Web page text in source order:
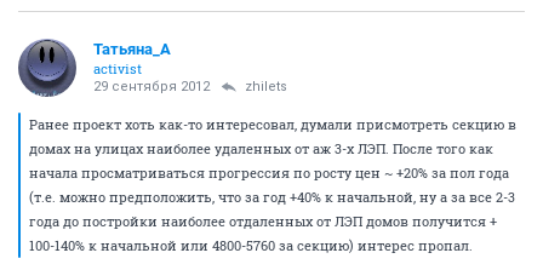
Татьяна_А
activist
29 сентября 2012 zhilets
Ранее проект хоть как-то интересовал, думали присмотреть секцию в
домах на улицах наиболее удаленных от аж 3-х ЛЭП. После того как
начала просматриваться прогрессия по росту цен ~ +20% за пол года
(т.е. можно предположить, что за год +40% к начальной, ну а за все 2-3
года до постройки наиболее отдаленных от ЛЭП домов получится +
100-140% к начальной или 4800-5760 за секцию) интерес пропал.